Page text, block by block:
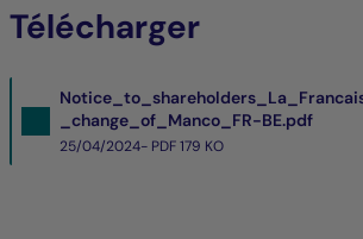
Télécharger
_change_of_Manco_FR-BE.pdf
25/04/2024- PDF179 KO